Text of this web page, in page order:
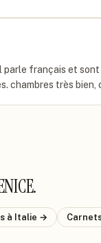
parle français et
chambres très bien,
.
à Italie →